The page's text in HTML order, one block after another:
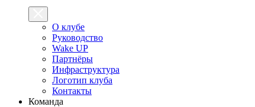
О клубе
Руководство
Wake UP
Партнёры
Инфраструктура
Логотип клуба
Контакты
Команда